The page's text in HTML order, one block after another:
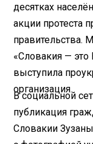
десятках
акции протеста
правительства.
«Словакия — это
выступила
организация.
В социальной
публикация
Словакии